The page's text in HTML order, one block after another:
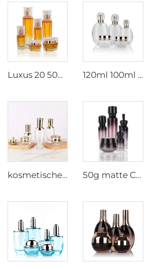
Luxus 20 50g 20 40 90 110 ml leere Hautpflege-Lotion-Creme-Glas-Spray-Sechseck-Kosmetikflasche-Verpackung mit Pumpe 120ml 100ml 40ml klare ovale personalisierte leere Luxuskosmetik-Gesichtscreme-Dose Hautpflege-Flaschen-Sets Verpackung
kosmetische Glasflaschen 5g 30g 50g 40ml 100ml 120ml Glasdose mit Deckel Flaschenlieferanten Kosmetikcreme Glasflaschen und -dosen 50g matte Cremedose 15ml 30ml lila Öl Glas Tropfenflasche 100ml 50ml geschliffene Glas Sprühflasche